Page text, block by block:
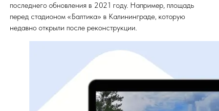
последнего обновления в 2021 году. Например, площадь
перед стадионом «Балтика» в Калининграде, которую
недавно открыли после реконструкции.